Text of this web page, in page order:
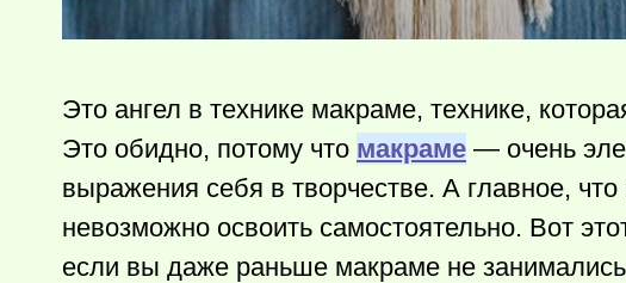
Это ангел в технике макраме, технике,
Это обидно, потому что макраме — очень
выражения себя в творчестве. А главное,
невозможно освоить самостоятельно. Вот
если вы даже раньше макраме не